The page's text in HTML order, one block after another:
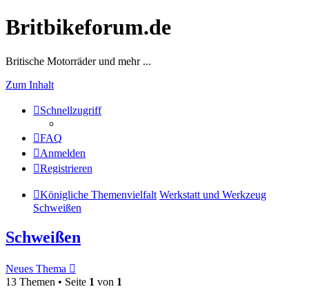
Britbikeforum.de
Britische Motorräder und mehr ...
Zum Inhalt
Schnellzugriff
FAQ
Anmelden
Registrieren
Königliche Themenvielfalt Werkstatt und Werkzeug
Schweißen
Schweißen
Neues Thema
13 Themen • Seite 1 von 1